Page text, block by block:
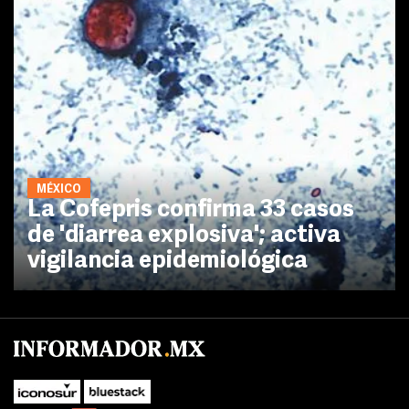
MÉXICO
La Cofepris confirma 33 casos
de 'diarrea explosiva'; activa
vigilancia epidemiológica